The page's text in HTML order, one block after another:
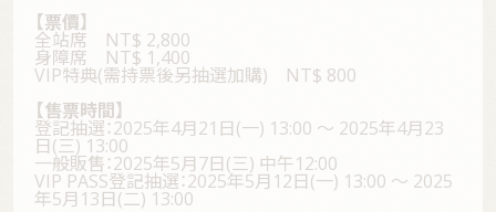
contact
fanclub
【票價】
全站席 NT$ 2,800
身障席 NT$ 1,400
VIP特典(需持票後另抽選加購) NT$ 800
【售票時間】
登記抽選：2025年4月21日(一) 13:00 ～ 2025年4月23
日(三) 13:00
一般販售：2025年5月7日(三) 中午12:00
VIP PASS登記抽選：2025年5月12日(一) 13:00 ～ 2025
年5月13日(二) 13:00